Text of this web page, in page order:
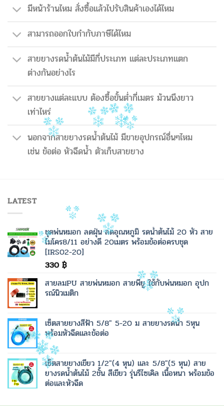
มีหน้าร้านไหม สั่งซื้อแล้วไปรับสินค้าเองได้ไหม
สามารถออกใบกำกับภาษีได้ไหม
สายยางรดน้ำต้นไม้มีกี่ประเภท แต่ละประเภทแตก
ต่างกันอย่างไร
สายยางแต่ละแบบ ต้องซื้อขั้นต่ำกี่เมตร ม้วนนึงยาว
เท่าไหร่
นอกจากสายยางรดน้ำต้นไม้ มีขายอุปกรณ์อื่นๆไหม
เช่น ข้อต่อ หัวฉีดน้ำ ตัวเก็บสายยาง
LATEST
ชุดพ่นหมอก ลดฝุ่น ลดอุณหภูมิ รดน้ำต้นไม้ 20 หัว สาย
ไมโคร8/11 อย่างดี 20เมตร พร้อมข้อต่อครบชุด
[IRS02-20]
330 ฿
สายลมPU สายพ่นหมอก สายพียู ใช้กับพ่นหมอก อุปก
รณ์นิวเมติก
เซ็ตสายยางสีฟ้า 5/8" 5-20 ม สายยางรดน้ำ 5หุน
พร้อมหัวฉีดและข้อต่อ
เซ็ตสายยางเขียว 1/2"(4 หุน) และ 5/8"(5 หุน) สาย
ยางรดน้ำต้นไม้ 2ชั้น สีเขียว รุ่นรีไซเคิล เนื้อหนา พร้อมข้อ
ต่อและหัวฉีด